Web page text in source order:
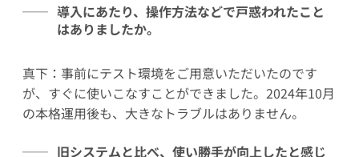
導入にあたり、操作方法などで戸惑われたこと
はありましたか。
真下：事前にテスト環境をご用意いただいたのです
が、すぐに使いこなすことができました。2024年10月
の本格運用後も、大きなトラブルはありません。
旧システムと比べ、使い勝手が向上したと感じ